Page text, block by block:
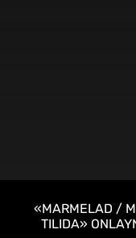
«MARMELAD /
TILIDA»